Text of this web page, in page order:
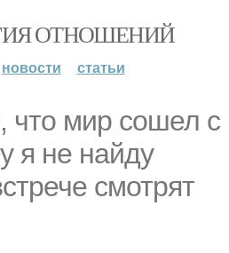
ОТНОШЕНИЙ
новости статьи
что мир сошел с
я не найду
смотрят